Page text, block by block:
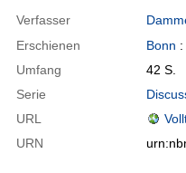
Verfasser
Erschienen
Bonn :
Umfang
42 S.
Serie
URL
URN